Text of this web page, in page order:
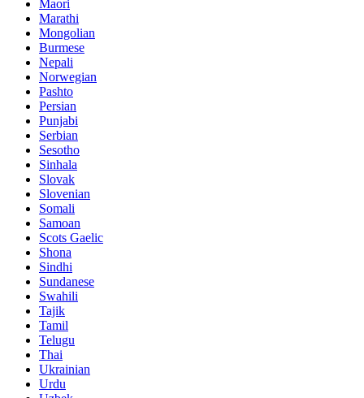
Maori
Marathi
Mongolian
Burmese
Nepali
Norwegian
Pashto
Persian
Punjabi
Serbian
Sesotho
Sinhala
Slovak
Slovenian
Somali
Samoan
Scots Gaelic
Shona
Sindhi
Sundanese
Swahili
Tajik
Tamil
Telugu
Thai
Ukrainian
Urdu